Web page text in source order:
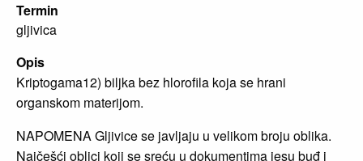
Termin
gljivica
Opis
Kriptogama12) biljka bez hlorofila koja se hrani
organskom materijom.
NAPOMENA Gljivice se javljaju u velikom broju oblika.
Najčešći oblici koji se sreću u dokumentima jesu buđ i